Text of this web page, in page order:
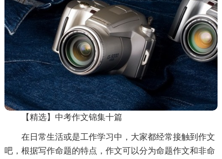
【精选】中考作文锦集十篇
在日常生活或是工作学习中，大家都经常接触到作文
吧，根据写作命题的特点，作文可以分为命题作文和非命